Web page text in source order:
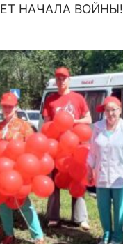
НАЧАЛА ВОЙНЫ!